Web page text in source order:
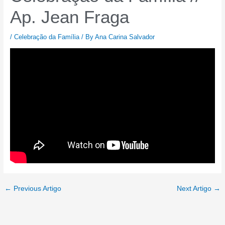
Ap. Jean Fraga
/Celebração da Família/ ByAna Carina Salvador
← Previous Artigo Next Artigo →